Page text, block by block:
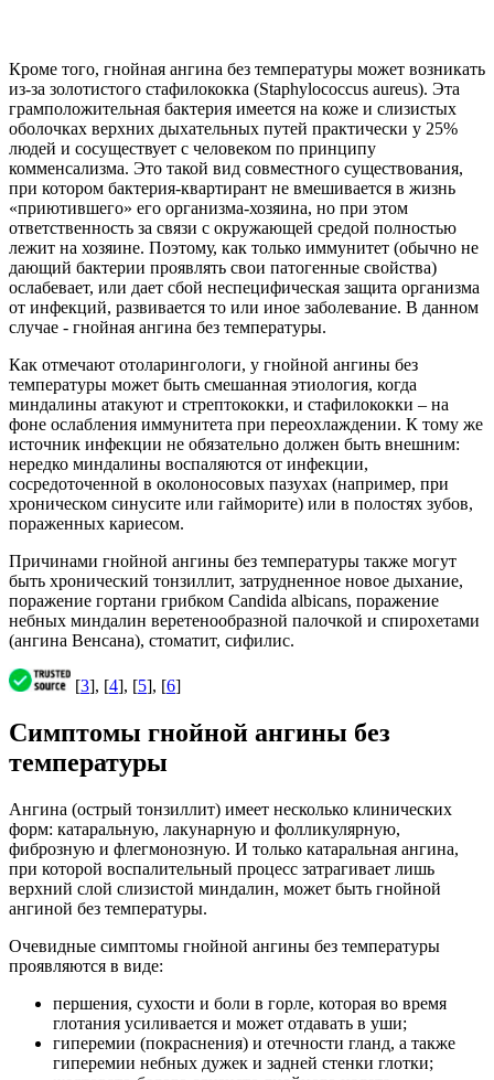
Кроме того, гнойная ангина без температуры может возникать
из-за золотистого стафилококка (Staphylococcus aureus). Эта
грамположительная бактерия имеется на коже и слизистых
оболочках верхних дыхательных путей практически у 25%
людей и сосуществует с человеком по принципу
комменсализма. Это такой вид совместного существования,
при котором бактерия-квартирант не вмешивается в жизнь
«приютившего» его организма-хозяина, но при этом
ответственность за связи с окружающей средой полностью
лежит на хозяине. Поэтому, как только иммунитет (обычно не
дающий бактерии проявлять свои патогенные свойства)
ослабевает, или дает сбой неспецифическая защита организма
от инфекций, развивается то или иное заболевание. В данном
случае - гнойная ангина без температуры.
Как отмечают отоларингологи, у гнойной ангины без
температуры может быть смешанная этиология, когда
миндалины атакуют и стрептококки, и стафилококки – на
фоне ослабления иммунитета при переохлаждении. К тому же
источник инфекции не обязательно должен быть внешним:
нередко миндалины воспаляются от инфекции,
сосредоточенной в околоносовых пазухах (например, при
хроническом синусите или гайморите) или в полостях зубов,
пораженных кариесом.
Причинами гнойной ангины без температуры также могут
быть хронический тонзиллит, затрудненное новое дыхание,
поражение гортани грибком Candida albicans, поражение
небных миндалин веретенообразной палочкой и спирохетами
(ангина Венсана), стоматит, сифилис.
[3], [4], [5], [6]
Симптомы гнойной ангины без
температуры
Ангина (острый тонзиллит) имеет несколько клинических
форм: катаральную, лакунарную и фолликулярную,
фиброзную и флегмонозную. И только катаральная ангина,
при которой воспалительный процесс затрагивает лишь
верхний слой слизистой миндалин, может быть гнойной
ангиной без температуры.
Очевидные симптомы гнойной ангины без температуры
проявляются в виде:
першения, сухости и боли в горле, которая во время
глотания усиливается и может отдавать в уши;
гиперемии (покраснения) и отечности гланд, а также
гиперемии небных дужек и задней стенки глотки;